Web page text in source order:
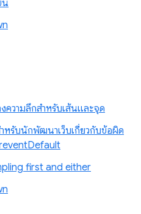
น
ความลึกสำหรับเส้นและจุด
หรับนักพัฒนาเว็บเกี่ยวกับข้อผิด
first and either